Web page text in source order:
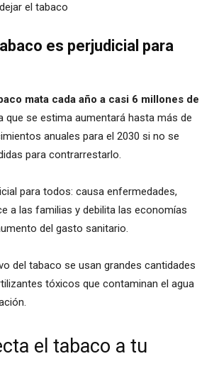
el tabaco
es perjudicial para
mata cada año a casi 6 millones de
que se estima aumentará hasta más de
anuales para el 2030 si no se
para contrarrestarlo.
para todos: causa enfermedades,
a las familias y debilita las economías
del gasto sanitario.
del tabaco se usan grandes cantidades
tóxicos que contaminan el agua
el tabaco a tu